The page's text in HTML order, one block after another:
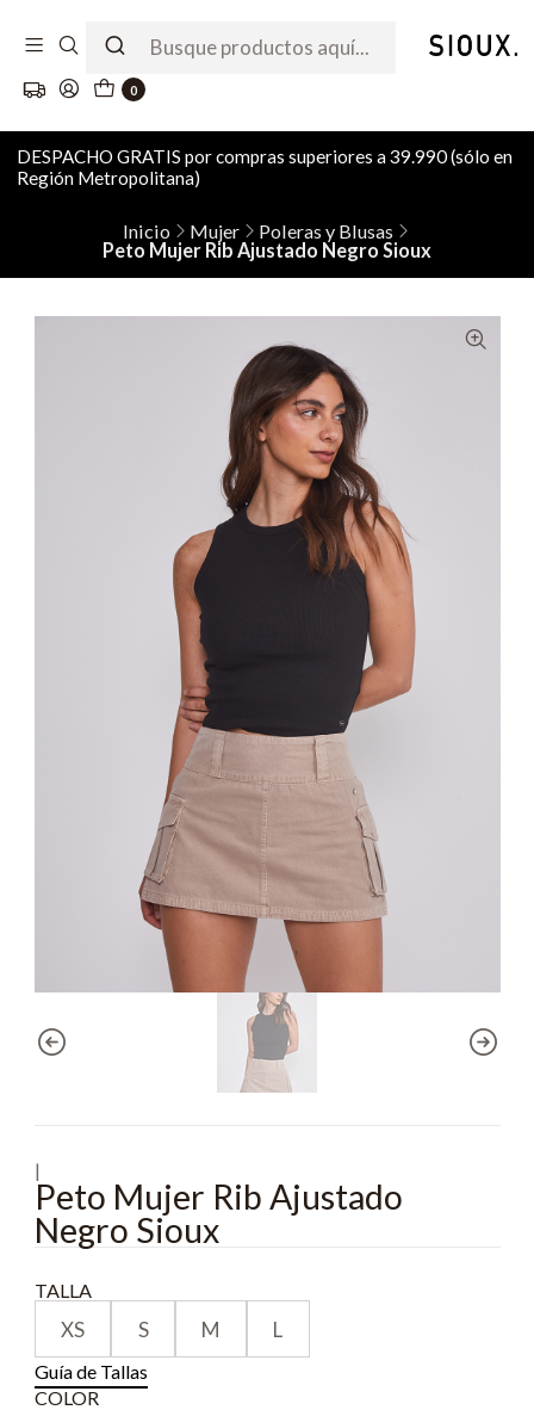
0
DESPACHO GRATIS por compras superiores a 39.990 (sólo en
Región Metropolitana)
Inicio Mujer
Poleras y Blusas
Peto Mujer Rib Ajustado Negro Sioux
|
Peto Mujer Rib Ajustado
Negro Sioux
TALLA
XS S M L
Guía de Tallas
COLOR